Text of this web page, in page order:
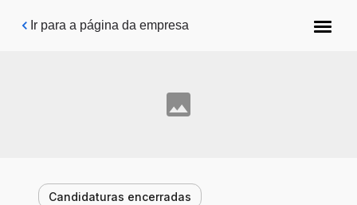
Pular para o conteúdo principal
Ir para a página da empresa
Candidaturas encerradas